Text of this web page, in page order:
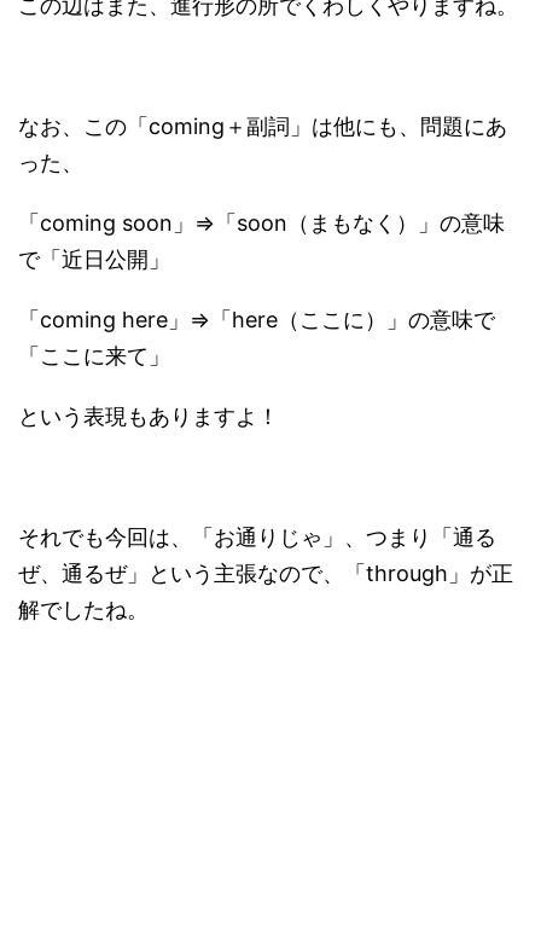
この辺はまた、進行形の所でくわしくやりますね。
なお、この「coming＋副詞」は他にも、問題にあ
った、
「coming soon」⇒「soon（まもなく）」の意味
で「近日公開」
「coming here」⇒「here（ここに）」の意味で
「ここに来て」
という表現もありますよ！
それでも今回は、「お通りじゃ」、つまり「通る
ぜ、通るぜ」という主張なので、「through」が正
解でしたね。